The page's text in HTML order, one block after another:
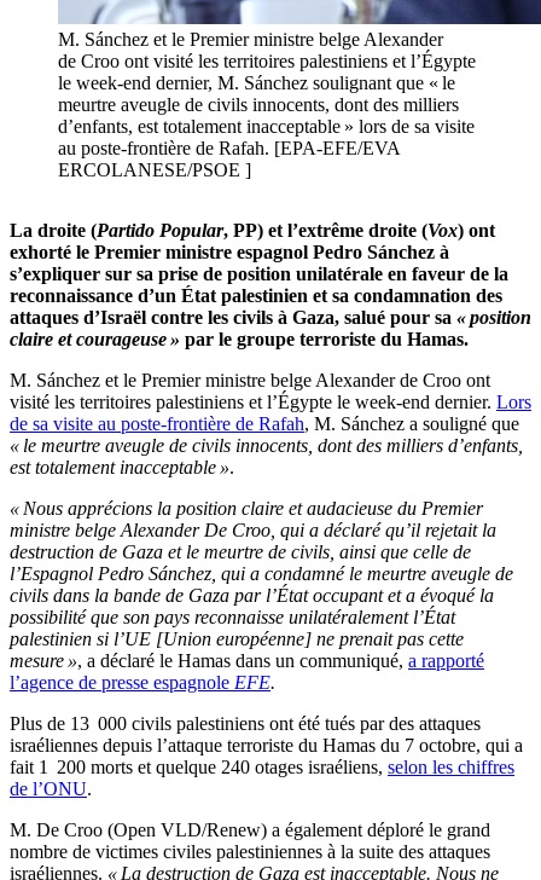
M. Sánchez et le Premier ministre belge Alexander
de Croo ont visité les territoires palestiniens et l’Égypte
le week-end dernier, M. Sánchez soulignant que « le
meurtre aveugle de civils innocents, dont des milliers
d’enfants, est totalement inacceptable » lors de sa visite
au poste-frontière de Rafah. [EPA-EFE/EVA
ERCOLANESE/PSOE ]
La droite (Partido Popular, PP) et l’extrême droite (Vox) ont
exhorté le Premier ministre espagnol Pedro Sánchez à
s’expliquer sur sa prise de position unilatérale en faveur de la
reconnaissance d’un État palestinien et sa condamnation des
attaques d’Israël contre les civils à Gaza, salué pour sa « position
claire et courageuse » par le groupe terroriste du Hamas.
M. Sánchez et le Premier ministre belge Alexander de Croo ont
visité les territoires palestiniens et l’Égypte le week-end dernier. Lors
de sa visite au poste-frontière de Rafah, M. Sánchez a souligné que
« le meurtre aveugle de civils innocents, dont des milliers d’enfants,
est totalement inacceptable ».
« Nous apprécions la position claire et audacieuse du Premier
ministre belge Alexander De Croo, qui a déclaré qu’il rejetait la
destruction de Gaza et le meurtre de civils, ainsi que celle de
l’Espagnol Pedro Sánchez, qui a condamné le meurtre aveugle de
civils dans la bande de Gaza par l’État occupant et a évoqué la
possibilité que son pays reconnaisse unilatéralement l’État
palestinien si l’UE [Union européenne] ne prenait pas cette
mesure », a déclaré le Hamas dans un communiqué, a rapporté
l’agence de presse espagnole EFE.
Plus de 13 000 civils palestiniens ont été tués par des attaques
israéliennes depuis l’attaque terroriste du Hamas du 7 octobre, qui a
fait 1 200 morts et quelque 240 otages israéliens, selon les chiffres
de l’ONU.
M. De Croo (Open VLD/Renew) a également déploré le grand
nombre de victimes civiles palestiniennes à la suite des attaques
israéliennes. « La destruction de Gaza est inacceptable. Nous ne